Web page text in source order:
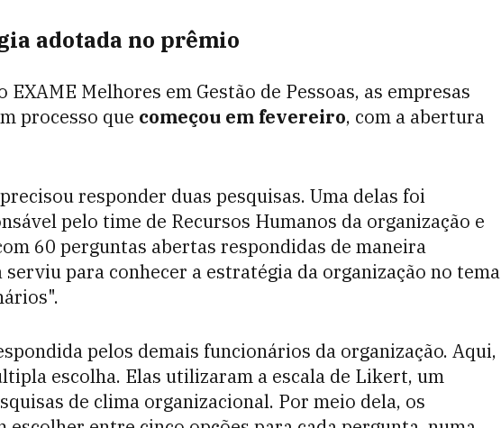
adotada no prêmio
Melhores em Gestão de Pessoas, as empresas
processo que começou em fevereiro, com a abertura
responder duas pesquisas. Uma delas foi
pelo time de Recursos Humanos da organização e
60 perguntas abertas respondidas de maneira
serviu para conhecer a estratégia da organização no tema
pelos demais funcionários da organização. Aqui,
escolha. Elas utilizaram a escala de Likert, um
de clima organizacional. Por meio dela, os